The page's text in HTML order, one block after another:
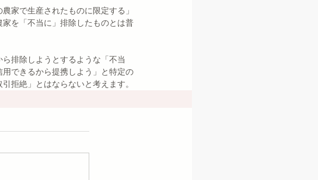
家で生産されたものに限定する」
を「不当に」排除したものとは普
排除しようとするような「不当
できるから提携しよう」と特定の
拒絶」とはならないと考えます。